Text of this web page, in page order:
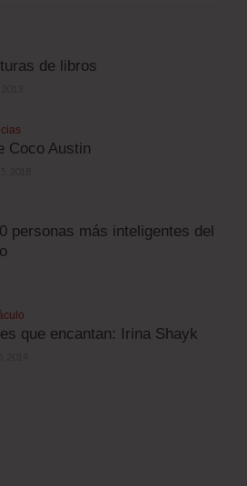
de libros
Coco Austin
personas más inteligentes del
que encantan: Irina Shayk